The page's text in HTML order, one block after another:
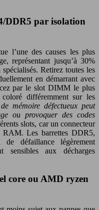
DDR5 par isolation
l’une des causes les plus
représentant jusqu’à 30%
Retirez toutes les
en démarrant avec
par le slot DIMM le plus
coloré différemment sur les
mémoire défectueux peut
ou provoquer des codes
slots, car un connecteur
RAM. Les barrettes DDR5,
défaillance légèrement
sensibles aux décharges
core ou AMD ryzen